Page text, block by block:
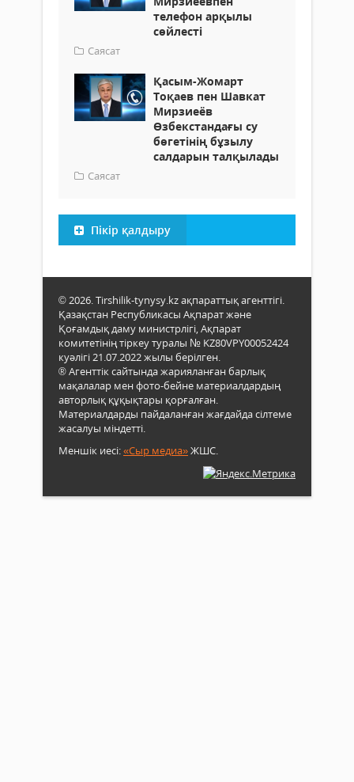
телефон арқылы
сөйлесті
Саясат
Қасым-Жомарт
Тоқаев пен Шавкат
Мирзиеёв
Өзбекстандағы су
бөгетінің бұзылу
салдарын талқылады
Саясат
Пікір қалдыру
© 2026. Tirshilik-tynysy.kz ақпараттық агенттігі.
Қазақстан Республикасы Ақпарат және
Қоғамдық даму министрлігі, Ақпарат
комитетінің тіркеу туралы № KZ80VPY00052424
куәлігі 21.07.2022 жылы берілген.
® Агенттік сайтында жарияланған барлық
мақалалар мен фото-бейне материалдардың
авторлық құқықтары қорғалған.
Материалдарды пайдаланған жағдайда сілтеме
жасалуы міндетті.
Меншік иесі:«Сыр медиа»ЖШС.